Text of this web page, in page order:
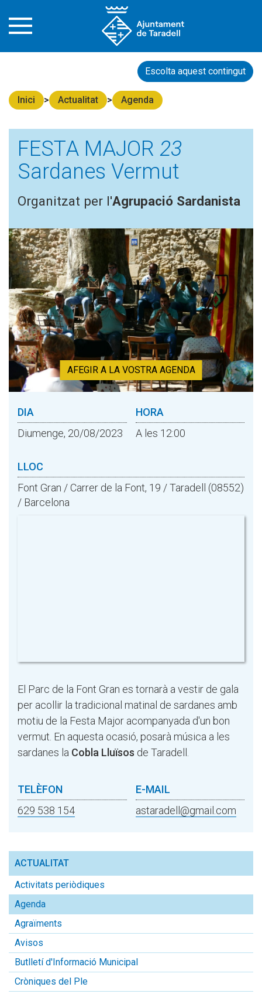
Escolta aquest contingut
Inici Actualitat Agenda
FESTA MAJOR 23
Sardanes Vermut
Organitzat per l'Agrupació Sardanista
AFEGIR A LA VOSTRA AGENDA
DIA
Diumenge, 20/08/2023
HORA
A les 12:00
LLOC
Font Gran / Carrer de la Font, 19 / Taradell (08552)
/ Barcelona
El Parc de la Font Gran es tornarà a vestir de gala
per acollir la tradicional matinal de sardanes amb
motiu de la Festa Major acompanyada d'un bon
vermut. En aquesta ocasió, posarà música a les
sardanes la Cobla Lluïsos de Taradell.
TELÈFON
629 538 154
E-MAIL
astaradell@gmail.com
ACTUALITAT
Activitats periòdiques
Agenda
Agraïments
Avisos
Butlletí d'Informació Municipal
Cròniques del Ple